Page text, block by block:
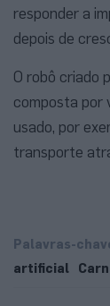
responder a
depois de
O robô criado
composta por
usado, por
transporte
Palavras-
artificial